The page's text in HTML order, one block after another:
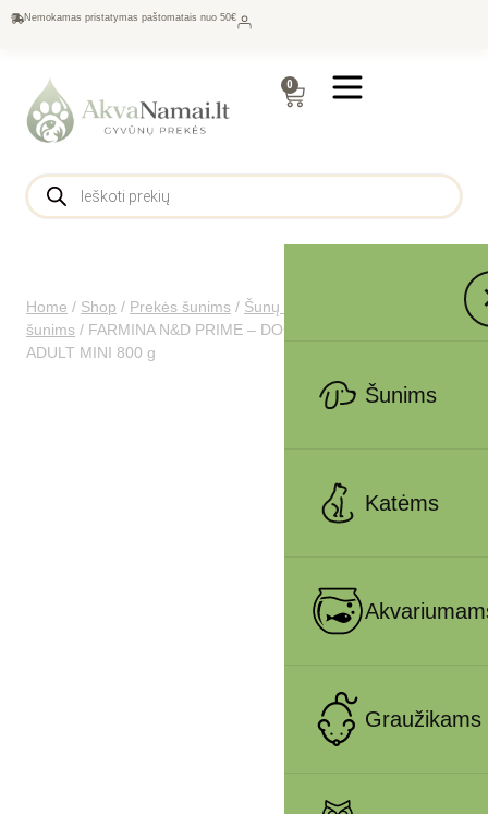
Nemokamas pristatymas paštomatais nuo 50€
0
Šunims
Katėms
Graužikams
Home / Shop / Prekės šunims / Šunų maistas
šunims / FARMINA N&D PRIME – DOG Dry Wild Boar&Apple
ADULT MINI 800 g